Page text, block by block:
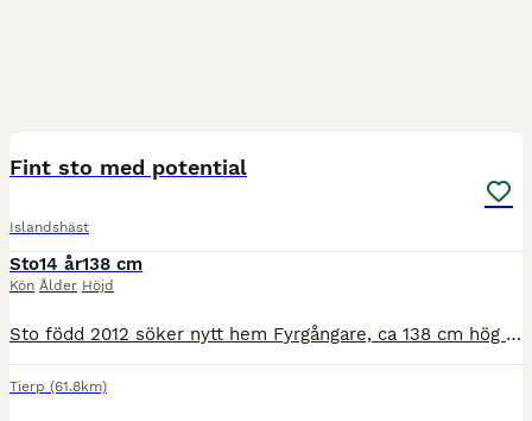
Fint sto med potential
Islandshäst
Sto
Kön
14 år
Ålder
138 cm
Höjd
Sto född 2012 söker nytt hem Fyrgångare, ca 138 cm hög Importerad från Island 2021, ingen eksem eller fång Skadehistorik finns, men fullt försäkrad utan reservationer Helt okomplicerad i all hante
Tierp (61.8km)